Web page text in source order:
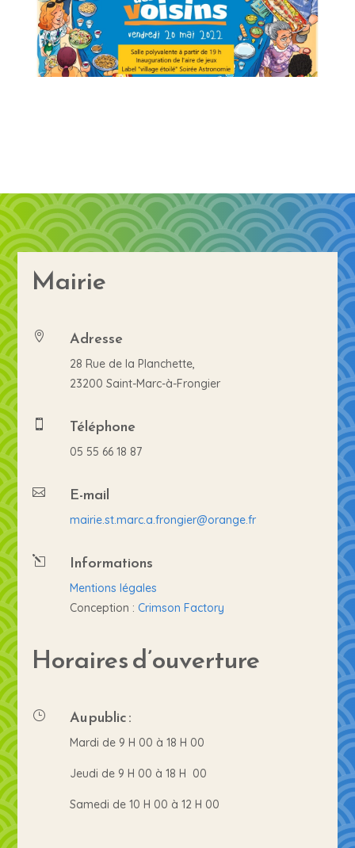
Mairie
 Adresse
28 Rue de la Planchette,
23200 Saint-Marc-à-Frongier
 Téléphone
05 55 66 18 87
 E-mail
mairie.st.marc.a.frongier@orange.fr
l Informations
Mentions légales
Conception : Crimson Factory
Horaires d’ouverture
} Au public :
Mardi de 9 H 00 à 18 H 00
Jeudi de 9 H 00 à 18 H 00
Samedi de 10 H 00 à 12 H 00